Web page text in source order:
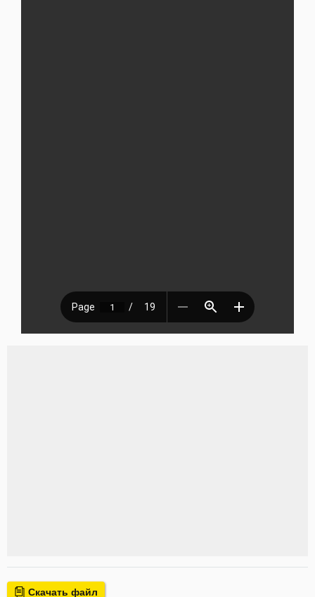
Скачать файл